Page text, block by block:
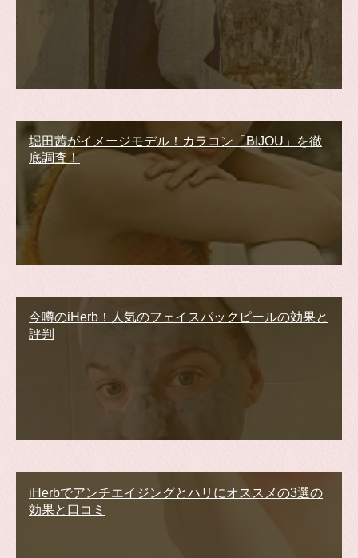
堀田茜がイメージモデル！カラコン「BIJOU」を徹
底調査！
今噂のiHerb！人気のフェイスパックピールの効果と
評判
iHerbでアンチエイジングとハリにオススメの3選の
効果と口コミ